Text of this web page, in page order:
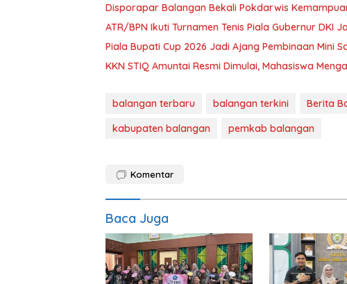
Disporapar Balangan Bekali Pokdarwis
ATR/BPN Ikuti Turnamen Tenis Piala Gubernur DKI
Piala Bupati Cup 2026 Jadi Ajang Pembinaan Mini
KKN STIQ Amuntai Resmi Dimulai, Mahasiswa
balangan terbaru balangan terkini Berita
kabupaten balangan
pemkab balangan
Komentar
Baca Juga